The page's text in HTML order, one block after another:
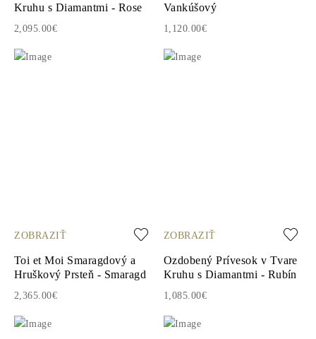
Kruhu s Diamantmi - Rose
2,095.00€
Vankúšový
1,120.00€
ZOBRAZIŤ
Toi et Moi Smaragdový a
Hruškový Prsteň - Smaragd
2,365.00€
ZOBRAZIŤ
Ozdobený Prívesok v Tvare
Kruhu s Diamantmi - Rubín
1,085.00€